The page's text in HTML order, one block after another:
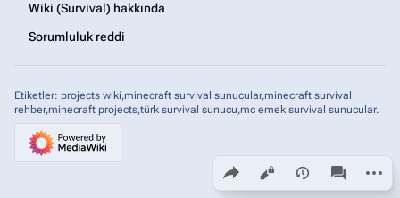
Share this pageGörüntülenmeassociated-
Wiki (Survival) hakkında
Sorumluluk reddi
Etiketler: projects wiki,minecraft survival sunucular,minecraft survival
rehber,minecraft projects,türk survival sunucu,mc emek survival sunucular.